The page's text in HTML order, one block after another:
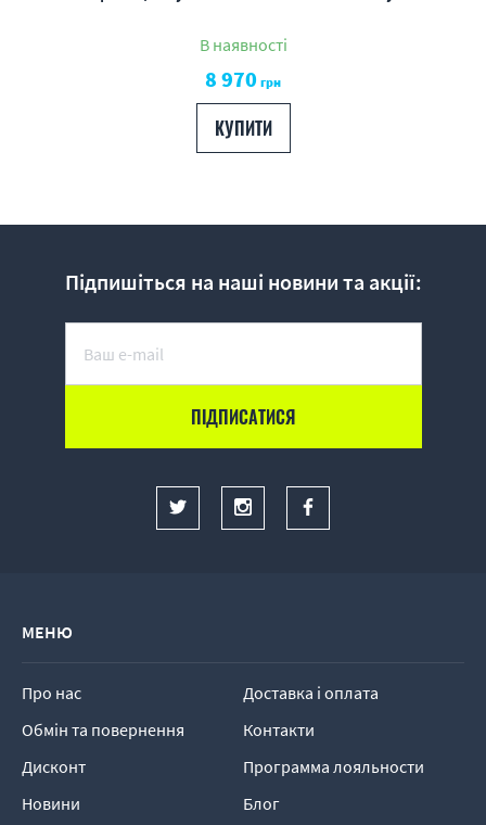
В наявності
8 970 грн
КУПИТИ
Підпишіться на наші новини та акції:
МЕНЮ
Про нас
Доставка і оплата
Обмін та повернення
Контакти
Дисконт
Программа лояльности
Новини
Блог